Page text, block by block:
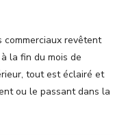
revêtent
la fin du mois de
tout est éclairé et
ou le passant dans la